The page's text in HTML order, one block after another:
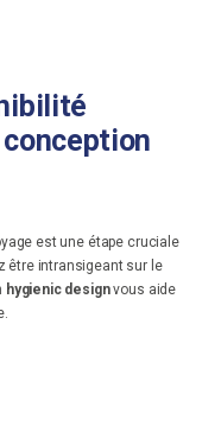
est une étape cruciale
être intransigeant sur le
hygienic designvous aide